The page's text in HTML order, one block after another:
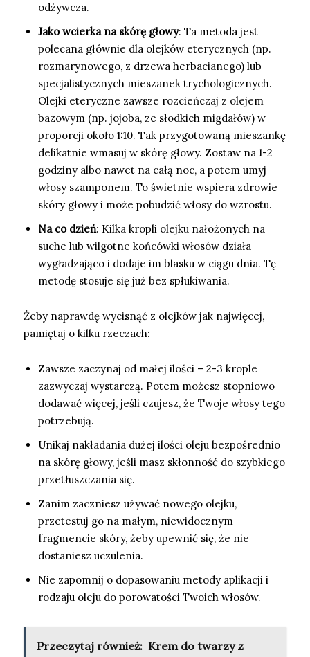
odżywcza.
Jako wcierka na skórę głowy: Ta metoda jest
polecana głównie dla olejków eterycznych (np.
rozmarynowego, z drzewa herbacianego) lub
specjalistycznych mieszanek trychologicznych.
Olejki eteryczne zawsze rozcieńczaj z olejem
bazowym (np. jojoba, ze słodkich migdałów) w
proporcji około 1:10. Tak przygotowaną mieszankę
delikatnie wmasuj w skórę głowy. Zostaw na 1-2
godziny albo nawet na całą noc, a potem umyj
włosy szamponem. To świetnie wspiera zdrowie
skóry głowy i może pobudzić włosy do wzrostu.
Na co dzień: Kilka kropli olejku nałożonych na
suche lub wilgotne końcówki włosów działa
wygładzająco i dodaje im blasku w ciągu dnia. Tę
metodę stosuje się już bez spłukiwania.
Żeby naprawdę wycisnąć z olejków jak najwięcej,
pamiętaj o kilku rzeczach:
Zawsze zaczynaj od małej ilości – 2-3 krople
zazwyczaj wystarczą. Potem możesz stopniowo
dodawać więcej, jeśli czujesz, że Twoje włosy tego
potrzebują.
Unikaj nakładania dużej ilości oleju bezpośrednio
na skórę głowy, jeśli masz skłonność do szybkiego
przetłuszczania się.
Zanim zaczniesz używać nowego olejku,
przetestuj go na małym, niewidocznym
fragmencie skóry, żeby upewnić się, że nie
dostaniesz uczulenia.
Nie zapomnij o dopasowaniu metody aplikacji i
rodzaju oleju do porowatości Twoich włosów.
Przeczytaj również: Krem do twarzy z